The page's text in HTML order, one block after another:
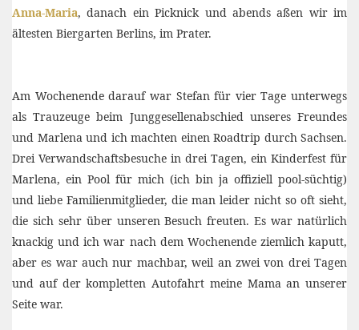
Anna-Maria, danach ein Picknick und abends aßen wir im
ältesten Biergarten Berlins, im Prater.
Am Wochenende darauf war Stefan für vier Tage unterwegs
als Trauzeuge beim Junggesellenabschied unseres Freundes
und Marlena und ich machten einen Roadtrip durch Sachsen.
Drei Verwandschaftsbesuche in drei Tagen, ein Kinderfest für
Marlena, ein Pool für mich (ich bin ja offiziell pool-süchtig)
und liebe Familienmitglieder, die man leider nicht so oft sieht,
die sich sehr über unseren Besuch freuten. Es war natürlich
knackig und ich war nach dem Wochenende ziemlich kaputt,
aber es war auch nur machbar, weil an zwei von drei Tagen
und auf der kompletten Autofahrt meine Mama an unserer
Seite war.